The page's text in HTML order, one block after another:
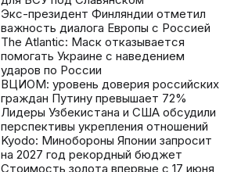
Экс-президент Финляндии отметил
важность диалога Европы с Россией
The Atlantic: Маск отказывается
помогать Украине с наведением
ударов по России
ВЦИОМ: уровень доверия российских
граждан Путину превышает 72%
Лидеры Узбекистана и США обсудили
перспективы укрепления отношений
Kyodo: Минобороны Японии запросит
на 2027 год рекордный бюджет
Стоимость золота впервые с 17 июня